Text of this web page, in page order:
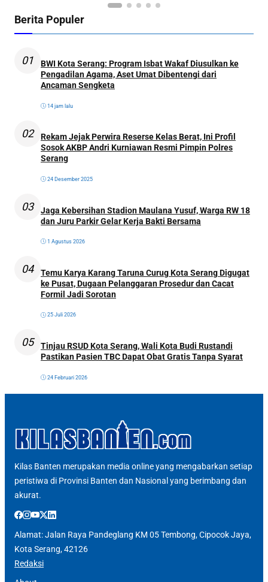
Berita Populer
01
BWI Kota Serang: Program Isbat Wakaf Diusulkan ke
Pengadilan Agama, Aset Umat Dibentengi dari
Ancaman Sengketa
14 jam lalu
02
Rekam Jejak Perwira Reserse Kelas Berat, Ini Profil
Sosok AKBP Andri Kurniawan Resmi Pimpin Polres
Serang
24 Desember 2025
03
Jaga Kebersihan Stadion Maulana Yusuf, Warga RW 18
dan Juru Parkir Gelar Kerja Bakti Bersama
1 Agustus 2026
04
Temu Karya Karang Taruna Curug Kota Serang Digugat
ke Pusat, Dugaan Pelanggaran Prosedur dan Cacat
Formil Jadi Sorotan
25 Juli 2026
05
Tinjau RSUD Kota Serang, Wali Kota Budi Rustandi
Pastikan Pasien TBC Dapat Obat Gratis Tanpa Syarat
24 Februari 2026
Kilas Banten merupakan media online yang mengabarkan setiap
peristiwa di Provinsi Banten dan Nasional yang berimbang dan
akurat.
Alamat: Jalan Raya Pandeglang KM 05 Tembong, Cipocok Jaya,
Kota Serang, 42126
Redaksi